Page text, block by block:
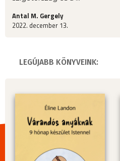
Antal M. Gergely
2022. december 13.
LEGÚJABB KÖNYVEINK: